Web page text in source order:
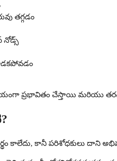
తగ్గడం
నోడ్స్
ప్రభావితం చేస్తాయి మరియు
కాలేదు, కానీ పరిశోధకులు దాని